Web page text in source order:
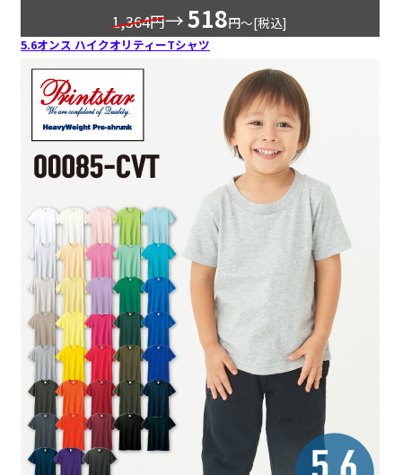
1,364円→518円〜[税込]
5.6オンス ハイクオリティーTシャツ